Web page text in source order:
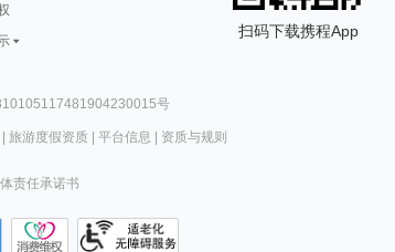
扫码下载携程App
号
旅游度假资质| 平台信息 资质与规则
责任承诺书